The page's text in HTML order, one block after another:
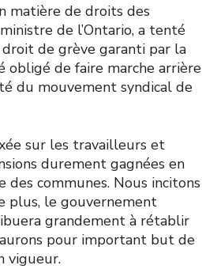
matière de droits des
de l’Ontario, a tenté
droit de grève garanti par la
obligé de faire marche arrière
du mouvement syndical de
sur les travailleurs et
durement gagnées en
communes. Nous incitons
plus, le gouvernement
grandement à rétablir
aurons pour important but de
vigueur.